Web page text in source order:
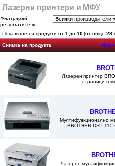
Лазерни принтери и МФУ
Филтрирай
резултатите по:
Показване на продукти от 1 до 10(от общо 28
Снимка на продукта Име
Лазерен принтер
страници в
Мултифункционално
BROTHER DSP 115
Лазерно